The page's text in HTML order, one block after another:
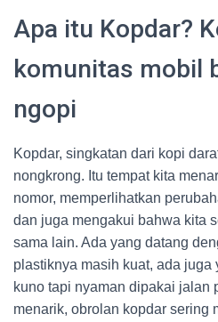
Apa itu Kopdar?
komunitas mobil
ngopi
Kopdar, singkatan dari kopi
nongkrong. Itu tempat kita
nomor, memperlihatkan
dan juga mengakui bahwa kita
sama lain. Ada yang datang
plastiknya masih kuat, ada juga
kuno tapi nyaman dipakai jalan
menarik, obrolan kopdar sering